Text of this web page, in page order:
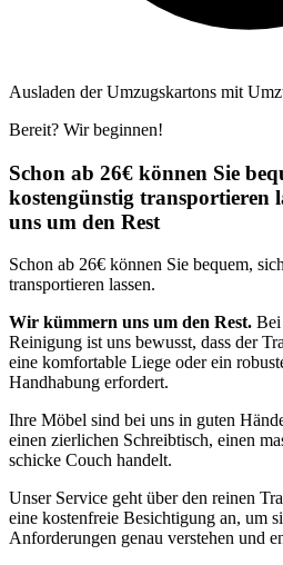
Ausladen der Umzugskartons mit
Bereit? Wir beginnen!
Schon ab 26€ können Sie
kostengünstig transportieren
uns um den Rest
Schon ab 26€ können Sie bequem,
transportieren lassen.
Wir kümmern uns um den Rest. Bei
Reinigung ist uns bewusst, dass der
eine komfortable Liege oder ein
Handhabung erfordert.
Ihre Möbel sind bei uns in guten
einen zierlichen Schreibtisch, einen
schicke Couch handelt.
Unser Service geht über den reinen
eine kostenfreie Besichtigung an, um
Anforderungen genau verstehen und